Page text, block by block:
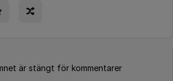
är stängt för kommentarer